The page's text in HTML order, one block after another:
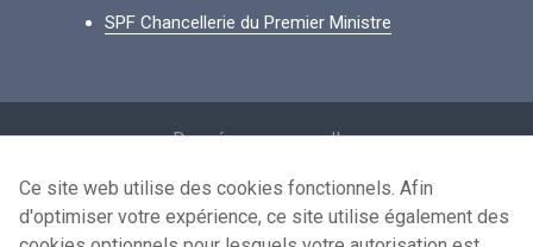
SPF Chancellerie du Premier Ministre
Données personnelles
Conditions de réutilisation
Contactez-nous
Ce site web utilise des cookies fonctionnels. Afin
d'optimiser votre expérience, ce site utilise également des